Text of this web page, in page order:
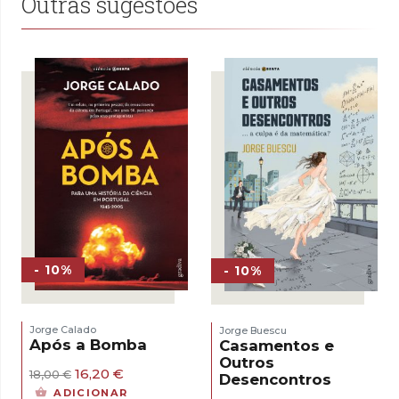
- 10%
Jorge Calado
Após a Bomba
18,00€ O
preço
16,20 €
preço
ADICIONAR
- 10%
Jorge Buescu
Casamentos e
Outros
Desencontros